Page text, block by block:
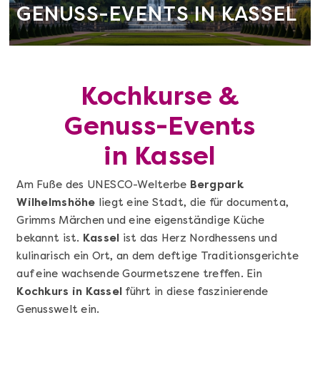
GENUSS-EVENTS IN KASSEL
Kochkurse &
Genuss-Events
in Kassel
Am Fuße des UNESCO-Welterbe Bergpark
Wilhelmshöhe liegt eine Stadt, die für documenta,
Grimms Märchen und eine eigenständige Küche
bekannt ist. Kassel ist das Herz Nordhessens und
kulinarisch ein Ort, an dem deftige Traditionsgerichte
auf eine wachsende Gourmetszene treffen. Ein
Kochkurs in Kassel führt in diese faszinierende
Genusswelt ein.